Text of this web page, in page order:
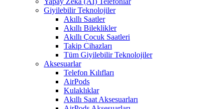
Giyilebilir Teknolojiler
Akıllı Saatler
Akıllı Bileklikler
Akıllı Çocuk Saatleri
Takip Cihazları
Tüm Giyilebilir Teknolojiler
Aksesuarlar
Telefon Kılıfları
AirPods
Kulaklıklar
Akıllı Saat Aksesuarları